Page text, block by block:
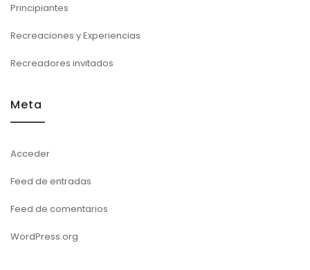
Principiantes
Recreaciones y Experiencias
Recreadores invitados
Meta
Acceder
Feed de entradas
Feed de comentarios
WordPress.org